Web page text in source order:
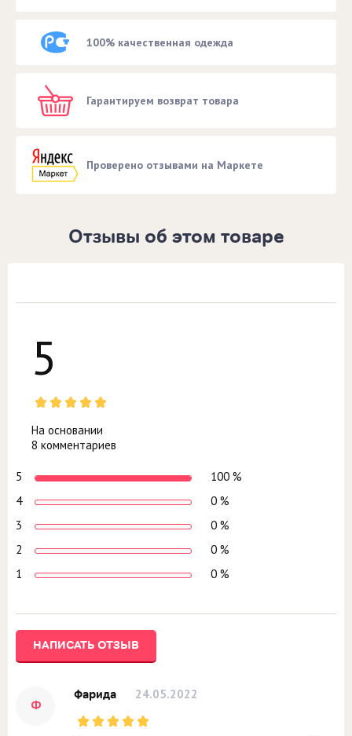
100% качественная одежда
Гарантируем возврат товара
Проверено отзывами на Маркете
Отзывы об этом товаре
5
На основании
8 комментариев
5
100 %
4
0 %
3
0 %
2
0 %
1
0 %
НАПИСАТЬ ОТЗЫВ
Ф
Фарида 24.05.2022